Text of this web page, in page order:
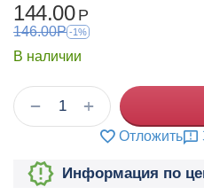
144.00 Р
146.00Р -1%
В наличии
+
−
Отложить
Информация по